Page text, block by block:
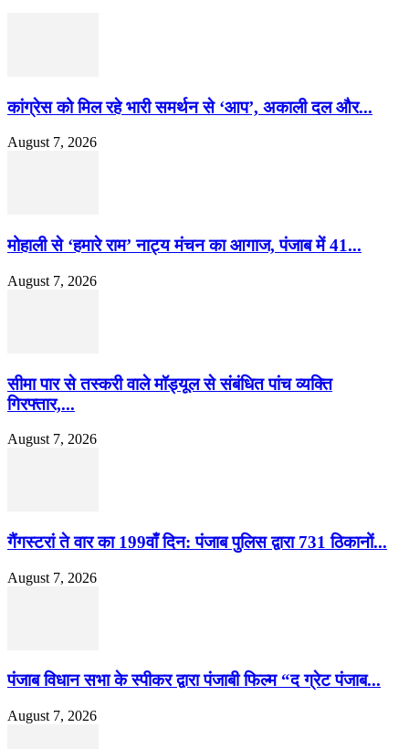
कांग्रेस को मिल रहे भारी समर्थन से ‘आप’, अकाली दल और...
August 7, 2026
मोहाली से ‘हमारे राम’ नाट्य मंचन का आगाज, पंजाब में 41...
August 7, 2026
सीमा पार से तस्करी वाले मॉड्यूल से संबंधित पांच व्यक्ति
गिरफ्तार,...
August 7, 2026
गैंगस्टरां ते वार का 199वाँ दिन: पंजाब पुलिस द्वारा 731 ठिकानों...
August 7, 2026
पंजाब विधान सभा के स्पीकर द्वारा पंजाबी फिल्म “द ग्रेट पंजाब...
August 7, 2026